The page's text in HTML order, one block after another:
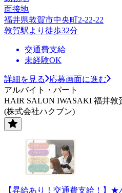
面接地
福井県敦賀市中央町2-22-22
敦賀駅より徒歩32分
交通費支給
未経験OK
詳細を見る
応募画面に進む
アルバイト・パート
HAIR SALON IWASAKI 福井敦
(株式会社ハクブン)
【昇給あり！交通費支給！】